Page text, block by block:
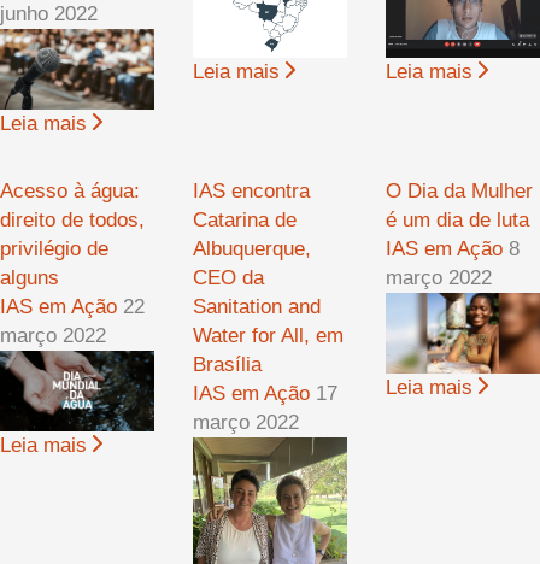
junho 2022
Leia mais
Leia mais Leia mais
Acesso à água:
direito de todos,
privilégio de
alguns
IAS em Ação 22
março 2022
Leia mais
IAS encontra
Catarina de
Albuquerque,
CEO da
Sanitation and
Water for All, em
Brasília
IAS em Ação 17
março 2022
O Dia da Mulher
é um dia de luta
IAS em Ação 8
março 2022
Leia mais